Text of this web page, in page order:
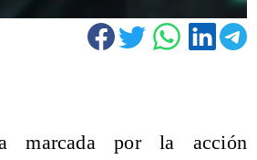
marcada por la acción